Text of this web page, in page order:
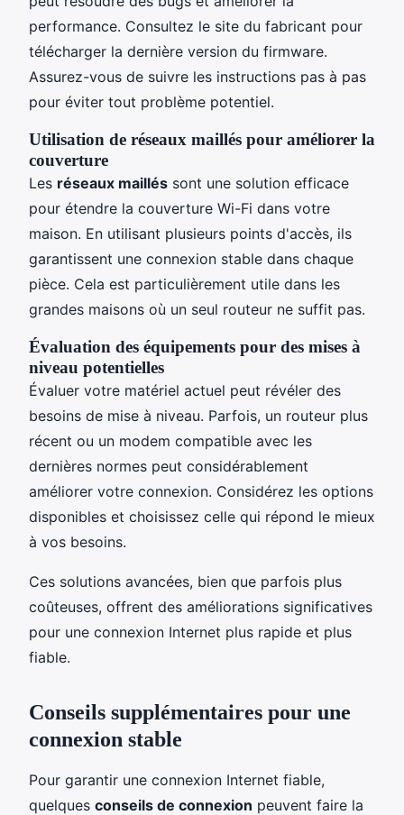
performance. Consultez le site du fabricant pour
télécharger la dernière version du firmware.
Assurez-vous de suivre les instructions pas à pas
pour éviter tout problème potentiel.
Utilisation de réseaux maillés pour améliorer la
couverture
Les réseaux maillés sont une solution efficace
pour étendre la couverture Wi-Fi dans votre
maison. En utilisant plusieurs points d'accès, ils
garantissent une connexion stable dans chaque
pièce. Cela est particulièrement utile dans les
grandes maisons où un seul routeur ne suffit pas.
Évaluation des équipements pour des mises à
niveau potentielles
Évaluer votre matériel actuel peut révéler des
besoins de mise à niveau. Parfois, un routeur plus
récent ou un modem compatible avec les
dernières normes peut considérablement
améliorer votre connexion. Considérez les options
disponibles et choisissez celle qui répond le mieux
à vos besoins.
Ces solutions avancées, bien que parfois plus
coûteuses, offrent des améliorations significatives
pour une connexion Internet plus rapide et plus
fiable.
Conseils supplémentaires pour une
connexion stable
Pour garantir une connexion Internet fiable,
quelques conseils de connexion peuvent faire la